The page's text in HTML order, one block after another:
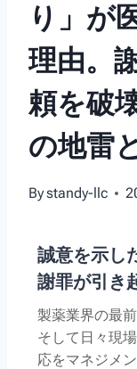
り」が
理由。
頼を破
の地雷
Bystandy-llc
誠意を示し
謝罪が引き
製薬業界の最
そして日々現
応をマネジメ